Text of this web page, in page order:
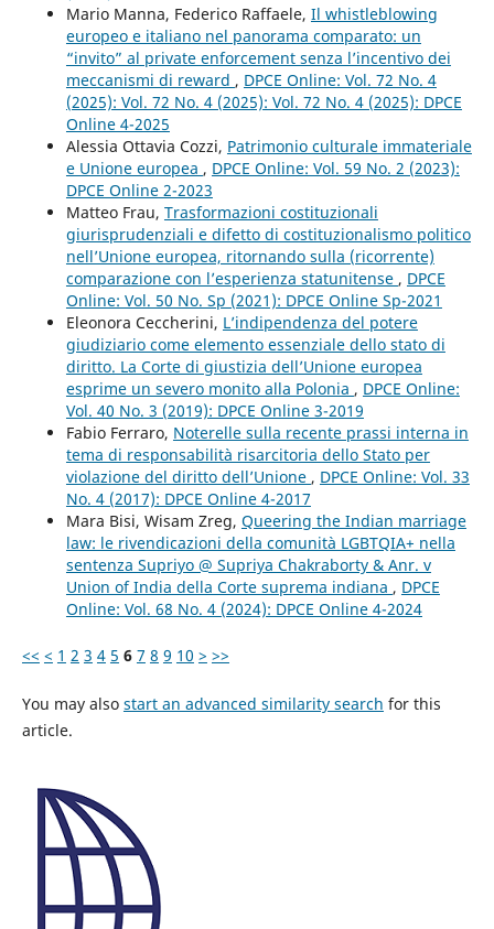
Mario Manna, Federico Raffaele, Il whistleblowing
europeo e italiano nel panorama comparato: un
“invito” al private enforcement senza l’incentivo dei
meccanismi di reward , DPCE Online: Vol. 72 No. 4
(2025): Vol. 72 No. 4 (2025): Vol. 72 No. 4 (2025): DPCE
Online 4-2025
Alessia Ottavia Cozzi, Patrimonio culturale immateriale
e Unione europea , DPCE Online: Vol. 59 No. 2 (2023):
DPCE Online 2-2023
Matteo Frau, Trasformazioni costituzionali
giurisprudenziali e difetto di costituzionalismo politico
nell’Unione europea, ritornando sulla (ricorrente)
comparazione con l’esperienza statunitense , DPCE
Online: Vol. 50 No. Sp (2021): DPCE Online Sp-2021
Eleonora Ceccherini, L’indipendenza del potere
giudiziario come elemento essenziale dello stato di
diritto. La Corte di giustizia dell’Unione europea
esprime un severo monito alla Polonia , DPCE Online:
Vol. 40 No. 3 (2019): DPCE Online 3-2019
Fabio Ferraro, Noterelle sulla recente prassi interna in
tema di responsabilità risarcitoria dello Stato per
violazione del diritto dell’Unione , DPCE Online: Vol. 33
No. 4 (2017): DPCE Online 4-2017
Mara Bisi, Wisam Zreg, Queering the Indian marriage
law: le rivendicazioni della comunità LGBTQIA+ nella
sentenza Supriyo @ Supriya Chakraborty & Anr. v
Union of India della Corte suprema indiana , DPCE
Online: Vol. 68 No. 4 (2024): DPCE Online 4-2024
<< < 1 2 3 4 5 6 7 8 9 10 > >>
You may also start an advanced similarity search for this
article.